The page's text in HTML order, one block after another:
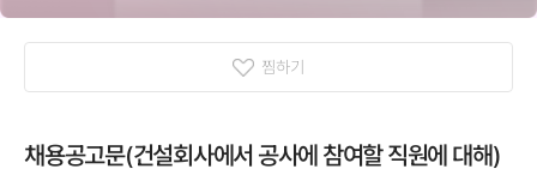
찜하기
채용공고문(건설회사에서 공사에 참여할 직원에 대해)